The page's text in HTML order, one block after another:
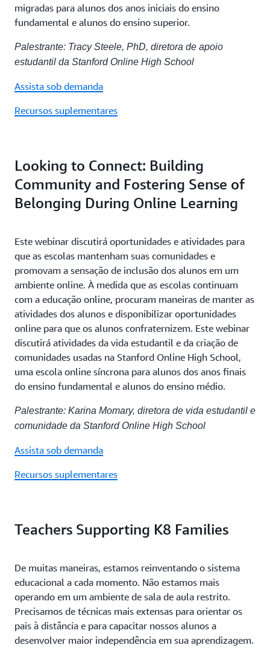
migradas para alunos dos anos iniciais do ensino
fundamental e alunos do ensino superior.
Palestrante: Tracy Steele, PhD, diretora de apoio
estudantil da Stanford Online High School
Assista sob demanda
Recursos suplementares
Looking to Connect: Building
Community and Fostering Sense of
Belonging During Online Learning
Este webinar discutirá oportunidades e atividades para
que as escolas mantenham suas comunidades e
promovam a sensação de inclusão dos alunos em um
ambiente online. À medida que as escolas continuam
com a educação online, procuram maneiras de manter as
atividades dos alunos e disponibilizar oportunidades
online para que os alunos confraternizem. Este webinar
discutirá atividades da vida estudantil e da criação de
comunidades usadas na Stanford Online High School,
uma escola online síncrona para alunos dos anos finais
do ensino fundamental e alunos do ensino médio.
Palestrante: Karina Momary, diretora de vida estudantil e
comunidade da Stanford Online High School
Assista sob demanda
Recursos suplementares
Teachers Supporting K8 Families
De muitas maneiras, estamos reinventando o sistema
educacional a cada momento. Não estamos mais
operando em um ambiente de sala de aula restrito.
Precisamos de técnicas mais extensas para orientar os
pais à distância e para capacitar nossos alunos a
desenvolver maior independência em sua aprendizagem.